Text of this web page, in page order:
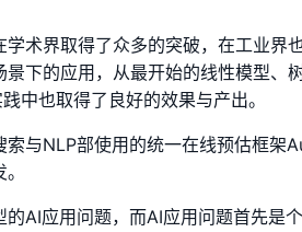
术界取得了众多的突破，在工业界
下的应用，从最开始的线性模型、
中也取得了良好的效果与产出。
与NLP部使用的统一在线预估框架
AI应用问题，而AI应用问题首先是